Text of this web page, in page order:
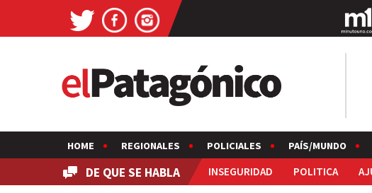
HOME REGIONALES POLICIALES PAÍS/MUNDO
DE QUE SE HABLA INSEGURIDAD POLITICA